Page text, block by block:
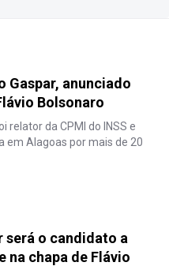
Gaspar, anunciado
Bolsonaro
relator da CPMI do INSS e
em Alagoas por mais de 20
será o candidato a
na chapa de Flávio